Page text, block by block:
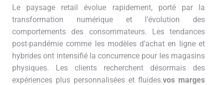
Le paysage retail évolue rapidement, porté par la
transformation numérique et l’évolution des
comportements des consommateurs. Les tendances
post-pandémie comme les modèles d’achat en ligne et
hybrides ont intensifié la concurrence pour les magasins
physiques. Les clients recherchent désormais des
expériences plus personnalisées et fluides.vos marges